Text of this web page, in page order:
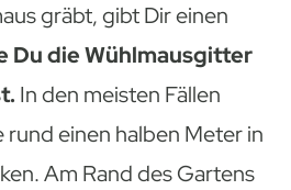
gräbt, gibt Dir einen
Du die Wühlmausgitter
In den meisten Fällen
rund einen halben Meter in
Am Rand des Gartens